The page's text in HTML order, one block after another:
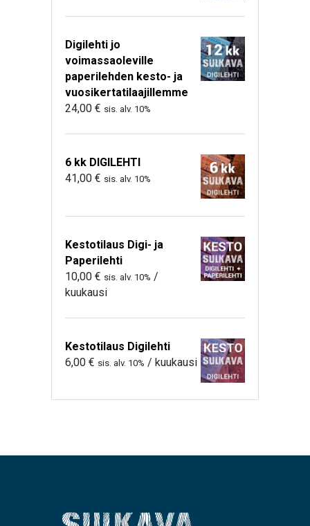
Digilehti jo
voimassaoleville
paperilehden kesto- ja
vuosikertatilaajillemme
24,00 € sis. alv. 10%
6 kk DIGILEHTI
41,00 € sis. alv. 10%
Kestotilaus Digi- ja
Paperilehti
10,00 € sis. alv. 10% /
kuukausi
Kestotilaus Digilehti
6,00 € sis. alv. 10% / kuukausi